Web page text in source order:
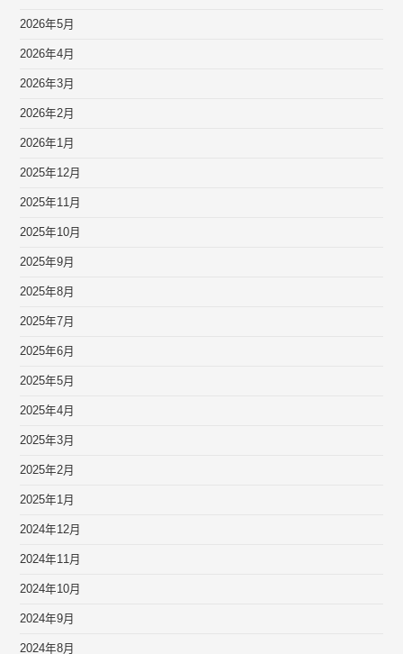
2026年5月
2026年4月
2026年3月
2026年2月
2026年1月
2025年12月
2025年11月
2025年10月
2025年9月
2025年8月
2025年7月
2025年6月
2025年5月
2025年4月
2025年3月
2025年2月
2025年1月
2024年12月
2024年11月
2024年10月
2024年9月
2024年8月